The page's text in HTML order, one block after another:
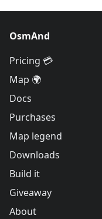
OsmAnd
Pricing 💳
Map 🌍
Docs
Purchases
Map legend
Downloads
Build it
Giveaway
About